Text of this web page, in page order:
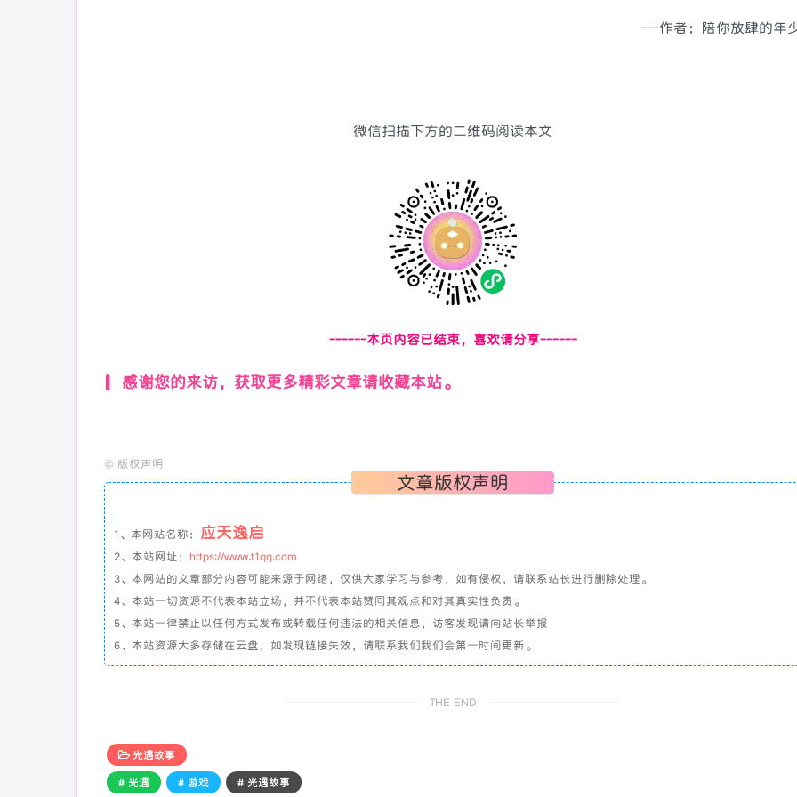
---作者：陪你放肆的年
微信扫描下方的二维码阅读本文
------本页内容已结束，喜欢请分享------
感谢您的来访，获取更多精彩文章请收藏本站。
© 版权声明
文章版权声明
1、本网站名称： 应天逸启
2、本站网址： https://www.t1qq.com
3、本网站的文章部分内容可能来源于网络，仅供大家学习与参考，如有侵权，请联系站长进行删除处理。
4、本站一切资源不代表本站立场，并不代表本站赞同其观点和对其真实性负责。
5、本站一律禁止以任何方式发布或转载任何违法的相关信息，访客发现请向站长举报
6、本站资源大多存储在云盘，如发现链接失效，请联系我们我们会第一时间更新。
THE END
光遇故事
# 光遇 # 游戏 # 光遇故事